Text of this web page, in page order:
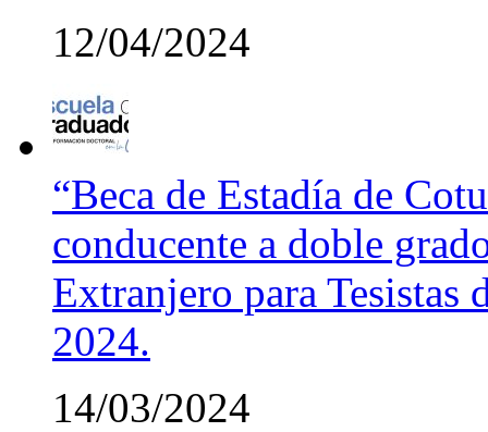
12/04/2024
“Beca de Estadía de
conducente a doble
Extranjero para Tesistas
2024.
14/03/2024